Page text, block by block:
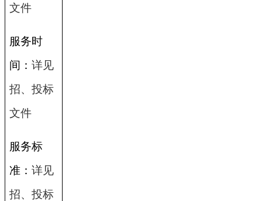
文件
服务时
间： 详见
招、投标
文件
服务标
准： 详见
招、投标